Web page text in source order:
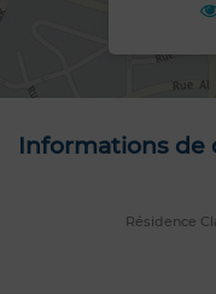
Informations de
Résidence